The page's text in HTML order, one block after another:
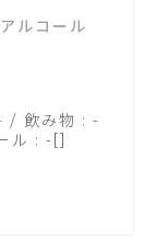
ルコール
/ 飲み物 : -
ル : -[]